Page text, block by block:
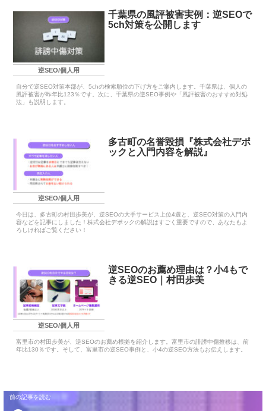
逆SEO/個人用
千葉県の風評被害実例：逆SEOで
5ch対策を公開します
自分で逆SEO対策本部が、5chの検索順位の下げ方をご案内します。千葉県は、個人の
風評被害が昨年比123％です。次に、千葉県の逆SEO事例や「風評被害のおすすめ対処
法」も説明します。
逆SEO/個人用
多古町の名誉毀損『株式会社デポ
ックと入門内容を解説』
今日は、多古町の村田歩美が、逆SEOの大手サービス上位4選と、逆SEO対策の入門内
容などを記事にしました！株式会社デポックの解説はすごく重要ですので、あなたもよ
ろしければご覧ください！
逆SEO/個人用
逆SEOのお薦め理由は？小4もで
きる逆SEO｜村田歩美
富里市の村田歩美が、逆SEOのお薦め根拠を紹介します。富里市の誹謗中傷推移は、前
年比130％です。そして、富里市の逆SEO事例と、小4の逆SEO方法もお伝えします。